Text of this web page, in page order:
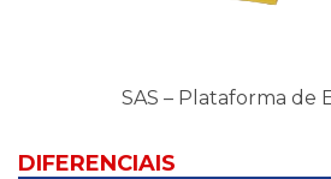
SAS – Plataforma de
DIFERENCIAIS